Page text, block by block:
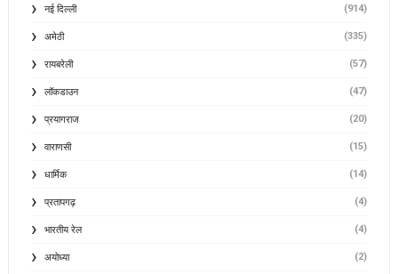
नई दिल्ली (914)
अमेठी (335)
रायबरेली (57)
लॉकडाउन (47)
प्रयागराज (20)
वाराणसी (15)
धार्मिक (14)
प्रतापगढ़ (4)
भारतीय रेल (4)
अयोध्या (2)